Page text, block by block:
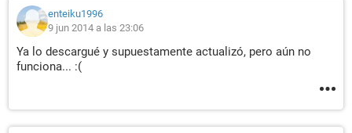
enteiku1996
9 jun 2014 a las 23:06
Ya lo descargué y supuestamente actualizó, pero aún no
funciona... :(